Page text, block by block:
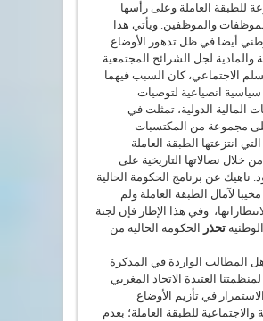
للطبقة العاملة وعلى رأسها
والموظفين. ويأتي هذا
أيضا في ظل تدهور
الأوضاع
والمادية لجل الشرائح المجتمعية
الاجتماعي، كان السبب فيهما
سياسية انصياعية لتوصيات
المالية الدولية، تمثلت في
على مجموعة من المكتسبات
انتزعتها الطبقة العاملة
من خلال نضالاتها التاريخية على
. ناهيك عن برنامج الحكومة الحالية
لآمال الطبقة العاملة ولم
وفي هذا الإطار فإن لجنة
تحذر
الحكومة الحالية من
المطالب الواردة في المذكرة
لمنظمتنا العتيدة الاتحاد المغربي
في تأزيم الأوضاع
والاجتماعية للطبقة العاملة؛ بعدم